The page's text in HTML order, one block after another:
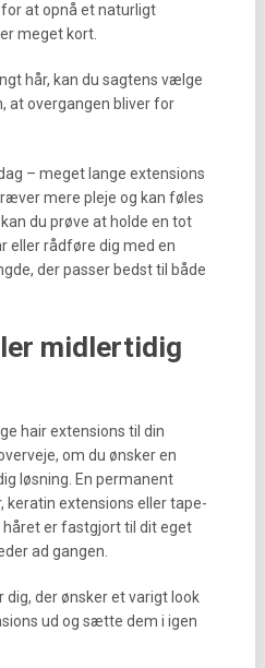
at opnå et naturligt
meget kort.
hår, kan du sagtens vælge
at overgangen bliver for
– meget lange extensions
mere pleje og kan føles
du prøve at holde en tot
eller rådføre dig med en
der passer bedst til både
midlertidig
hair extensions til din
om du ønsker en
løsning. En permanent
keratin extensions eller tape-
håret er fastgjort til dit eget
ad gangen.
dig, der ønsker et varigt look
ud og sætte dem i igen